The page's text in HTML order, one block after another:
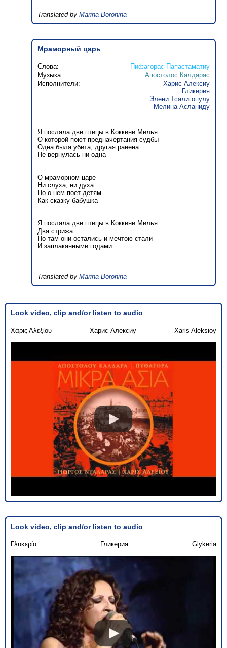
Translated byMarina Boronina
Мраморный царь
Слова:
Пифагорас Папастаматиу
Музыка:
Апостолос Калдарас
Исполнители:
Харис Алексиу
Гликерия
Элени Тсалигопулу
Мелина Асланиду
Я послала две птицы в Коккини Милья
О которой поют предначертания судбы
Одна была убита, другая ранена
Не вернулась ни одна
О мраморном царе
Ни слуха, ни духа
Но о нем поет детям
Как сказку бабушка
Я послала две птицы в Коккини Милья
Два стрижа
Но там они остались и мечтою стали
И заплаканными годами
Translated byMarina Boronina
Look video, clip and/or listen to audio
Χάρις Αλεξίου Харис Алексиу Xaris Aleksioy
Look video, clip and/or listen to audio
Γλυκερία Гликерия Glykeria